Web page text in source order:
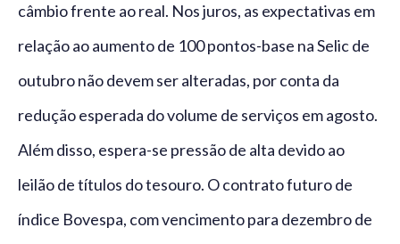
câmbio frente ao real. Nos juros, as expectativas em
relação ao aumento de 100 pontos-base na Selic de
outubro não devem ser alteradas, por conta da
redução esperada do volume de serviços em agosto.
Além disso, espera-se pressão de alta devido ao
leilão de títulos do tesouro. O contrato futuro de
índice Bovespa, com vencimento para dezembro de